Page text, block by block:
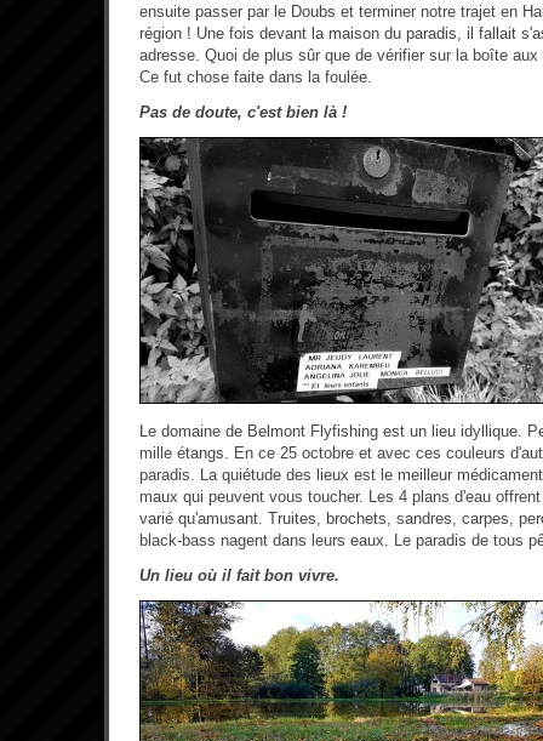
ensuite passer par le Doubs et terminer notre trajet en
région ! Une fois devant la maison du paradis, il fallait
adresse. Quoi de plus sûr que de vérifier sur la boîte
Ce fut chose faite dans la foulée.
Pas de doute, c'est bien là !
Le domaine de Belmont Flyfishing est un lieu idyllique.
mille étangs. En ce 25 octobre et avec ces couleurs
paradis. La quiétude des lieux est le meilleur
maux qui peuvent vous toucher. Les 4 plans d'eau
varié qu'amusant. Truites, brochets, sandres, carpes,
black-bass nagent dans leurs eaux. Le paradis de tous
Un lieu où il fait bon vivre.